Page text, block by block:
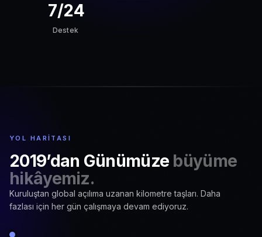
7/24
Destek
YOL HARITASI
2019’dan Günümüze büyüme
hikâyemiz.
Kuruluştan global açılıma uzanan kilometre taşları. Daha
fazlası için her gün çalışmaya devam ediyoruz.